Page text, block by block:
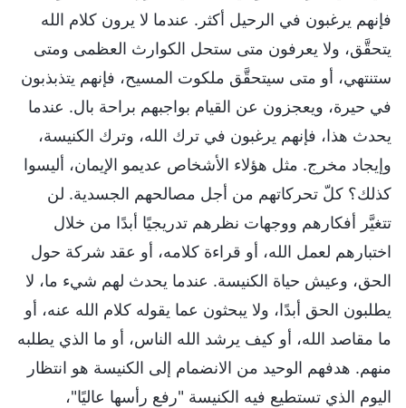
فإنهم يرغبون في الرحيل أكثر. عندما لا يرون كلام الله
يتحقَّق، ولا يعرفون متى ستحل الكوارث العظمى ومتى
ستنتهي، أو متى سيتحقَّق ملكوت المسيح، فإنهم يتذبذبون
في حيرة، ويعجزون عن القيام بواجبهم براحة بال. عندما
يحدث هذا، فإنهم يرغبون في ترك الله، وترك الكنيسة،
وإيجاد مخرج. مثل هؤلاء الأشخاص عديمو الإيمان، أليسوا
كذلك؟ كلّ تحركاتهم من أجل مصالحهم الجسدية. لن
تتغيَّر أفكارهم ووجهات نظرهم تدريجيًا أبدًا من خلال
اختبارهم لعمل الله، أو قراءة كلامه، أو عقد شركة حول
الحق، وعيش حياة الكنيسة. عندما يحدث لهم شيء ما، لا
يطلبون الحق أبدًا، ولا يبحثون عما يقوله كلام الله عنه، أو
ما مقاصد الله، أو كيف يرشد الله الناس، أو ما الذي يطلبه
منهم. هدفهم الوحيد من الانضمام إلى الكنيسة هو انتظار
اليوم الذي تستطيع فيه الكنيسة "رفع رأسها عاليًا"،